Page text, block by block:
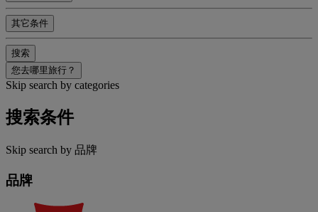
其它条件
搜索
您去哪里旅行？
Skip search by categories
搜索条件
Skip search by 品牌
品牌